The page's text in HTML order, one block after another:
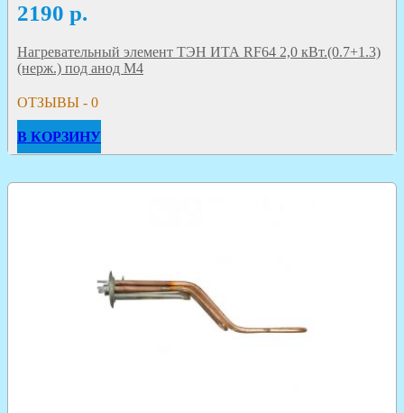
2190 р.
Нагревательный элемент ТЭН ИТА RF64 2,0 кВт.(0.7+1.3)
(нерж.) под анод M4
ОТЗЫВЫ - 0
В КОРЗИНУ